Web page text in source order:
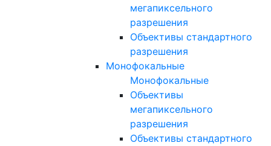
мегапиксельного
разрешения
Объективы стандартного
разрешения
Монофокальные
Монофокальные
Объективы
мегапиксельного
разрешения
Объективы стандартного